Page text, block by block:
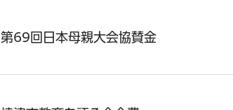
第69回日本母親大会協賛金